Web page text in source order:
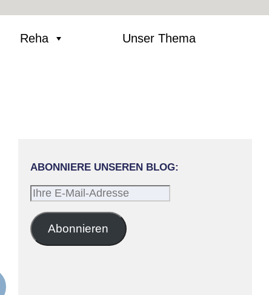
Reha Unser Thema
ABONNIERE UNSEREN BLOG:
Ihre
Mail-
Adresse
Abonnieren